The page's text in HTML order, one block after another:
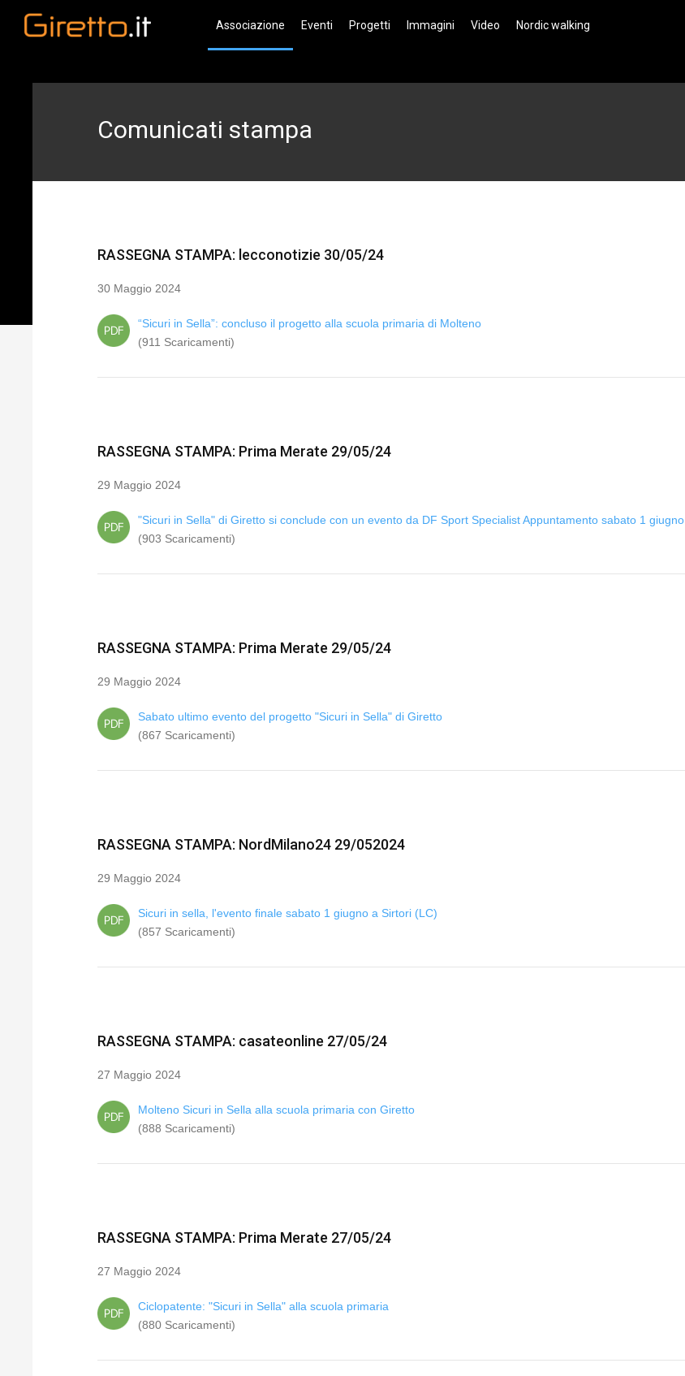
Associazione Eventi Progetti Immagini Video Nordic walking
Comunicati stampa
RASSEGNA STAMPA: lecconotizie 30/05/24
30 Maggio 2024
“Sicuri in Sella”: concluso il progetto alla scuola primaria di Molteno
(911 Scaricamenti)
RASSEGNA STAMPA: Prima Merate 29/05/24
29 Maggio 2024
"Sicuri in Sella" di Giretto si conclude con un evento da DF Sport Specialist Appuntamento sabato 1 giugno
(903 Scaricamenti)
RASSEGNA STAMPA: Prima Merate 29/05/24
29 Maggio 2024
Sabato ultimo evento del progetto "Sicuri in Sella" di Giretto
(867 Scaricamenti)
RASSEGNA STAMPA: NordMilano24 29/052024
29 Maggio 2024
Sicuri in sella, l'evento finale sabato 1 giugno a Sirtori (LC)
(857 Scaricamenti)
RASSEGNA STAMPA: casateonline 27/05/24
27 Maggio 2024
Molteno Sicuri in Sella alla scuola primaria con Giretto
(888 Scaricamenti)
RASSEGNA STAMPA: Prima Merate 27/05/24
27 Maggio 2024
Ciclopatente: "Sicuri in Sella" alla scuola primaria
(880 Scaricamenti)